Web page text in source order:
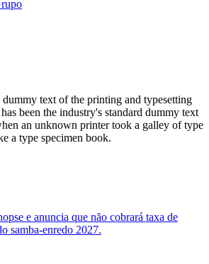
text of the printing and typesetting
been the industry's standard dummy text
an unknown printer took a galley of type
a type specimen book.